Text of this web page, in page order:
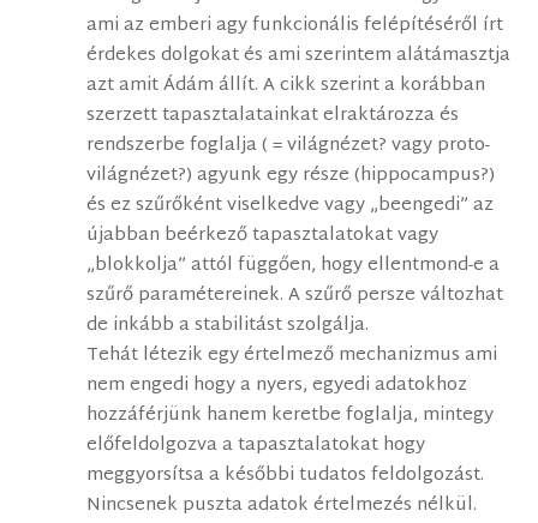
ami az emberi agy funkcionális felépítéséről írt
érdekes dolgokat és ami szerintem alátámasztja
azt amit Ádám állít. A cikk szerint a korábban
szerzett tapasztalatainkat elraktározza és
rendszerbe foglalja ( = világnézet? vagy proto-
világnézet?) agyunk egy része (hippocampus?)
és ez szűrőként viselkedve vagy „beengedi” az
újabban beérkező tapasztalatokat vagy
„blokkolja” attól függően, hogy ellentmond-e a
szűrő paramétereinek. A szűrő persze változhat
de inkább a stabilitást szolgálja.
Tehát létezik egy értelmező mechanizmus ami
nem engedi hogy a nyers, egyedi adatokhoz
hozzáférjünk hanem keretbe foglalja, mintegy
előfeldolgozva a tapasztalatokat hogy
meggyorsítsa a későbbi tudatos feldolgozást.
Nincsenek puszta adatok értelmezés nélkül.